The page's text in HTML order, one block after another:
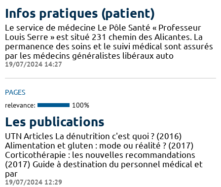
Infos pratiques (patient)
Le service de médecine Le Pôle Santé « Professeur
Louis Serre » est situé 231 chemin des Alicantes. La
permanence des soins et le suivi médical sont assurés
par les médecins généralistes libéraux auto
19/07/2024 14:27
PAGES
relevance: 100%
Les publications
UTN Articles La dénutrition c'est quoi ? (2016)
Alimentation et gluten : mode ou réalité ? (2017)
Corticothérapie : les nouvelles recommandations
(2017) Guide à destination du personnel médical et
par
19/07/2024 12:29